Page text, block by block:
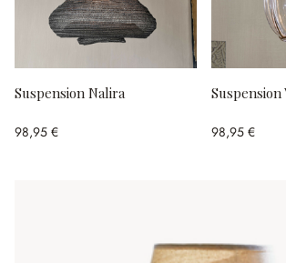
Suspension Nalira
98,95 €
Suspension
98,95 €